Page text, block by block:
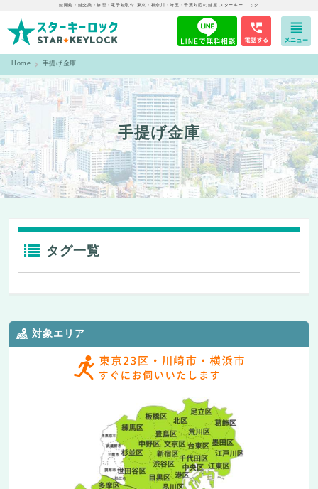
鍵開錠・鍵交換・修理・電子鍵取付 東京・神奈川・埼玉・千葉対応の鍵屋 スターキー ロック
Home 手提げ金庫
手提げ金庫
タグ一覧
対象エリア